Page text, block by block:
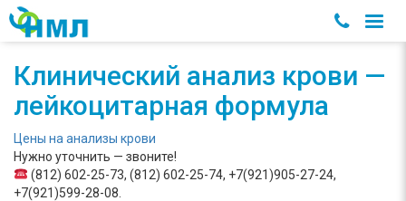
Клинический анализ крови —
лейкоцитарная формула
Цены на анализы крови
Нужно уточнить — звоните!
(812) 602-25-73, (812) 602-25-74, +7(921)905-27-24,
+7(921)599-28-08.